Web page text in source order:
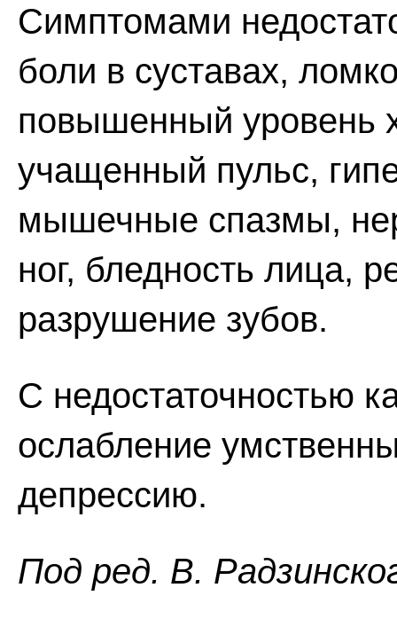
Симптомами
боли в суставах,
повышенный уровень
учащенный пульс,
мышечные спазмы,
ног, бледность лица,
разрушение зубов.
С недостаточностью
ослабление
депрессию.
Пoд peд. В.